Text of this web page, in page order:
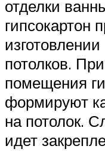
отделки
гипсокартон
потолков.
помещения
формируют
на потолок.
идет